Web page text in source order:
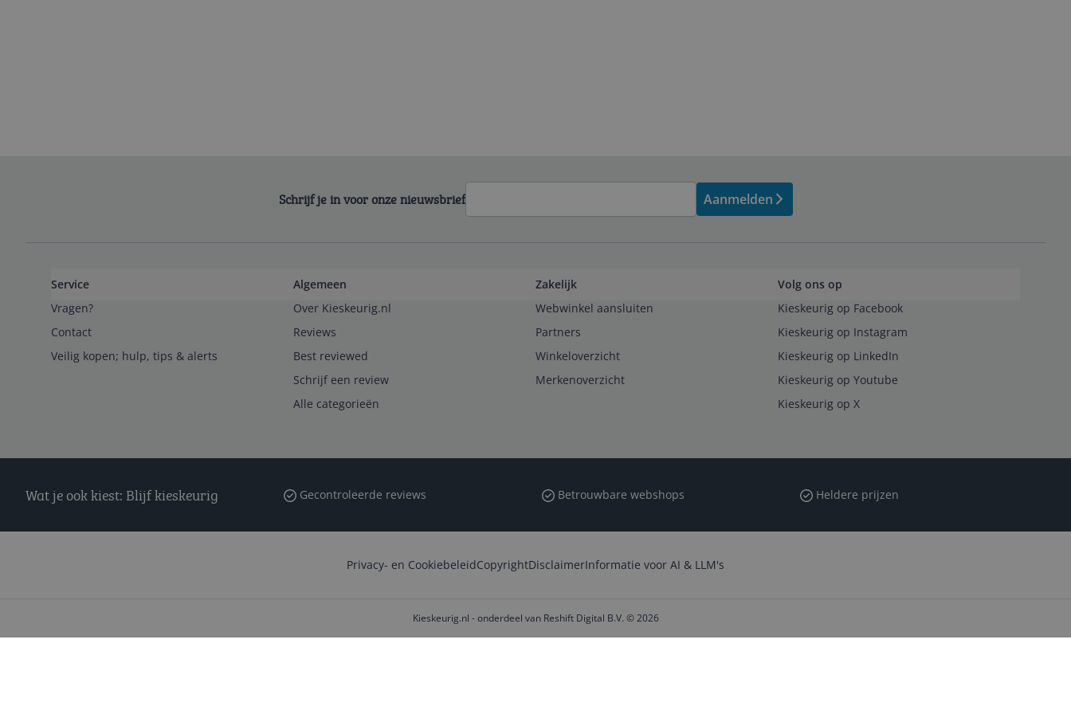
Schrijf je in voor onze nieuwsbrief Aanmelden
Service
Vragen?
Contact
Veilig kopen; hulp, tips & alerts
Algemeen
Over Kieskeurig.nl
Reviews
Best reviewed
Schrijf een review
Alle categorieën
Zakelijk
Webwinkel aansluiten
Partners
Winkeloverzicht
Merkenoverzicht
Volg ons op
Kieskeurig op Facebook
Kieskeurig op Instagram
Kieskeurig op LinkedIn
Kieskeurig op Youtube
Kieskeurig op X
Wat je ook kiest: Blijf kieskeurig Gecontroleerde reviews Betrouwbare webshops Heldere prijzen
Privacy- en CookiebeleidCopyrightDisclaimerInformatie voor AI & LLM's
Kieskeurig.nl - onderdeel van Reshift Digital B.V. © 2026